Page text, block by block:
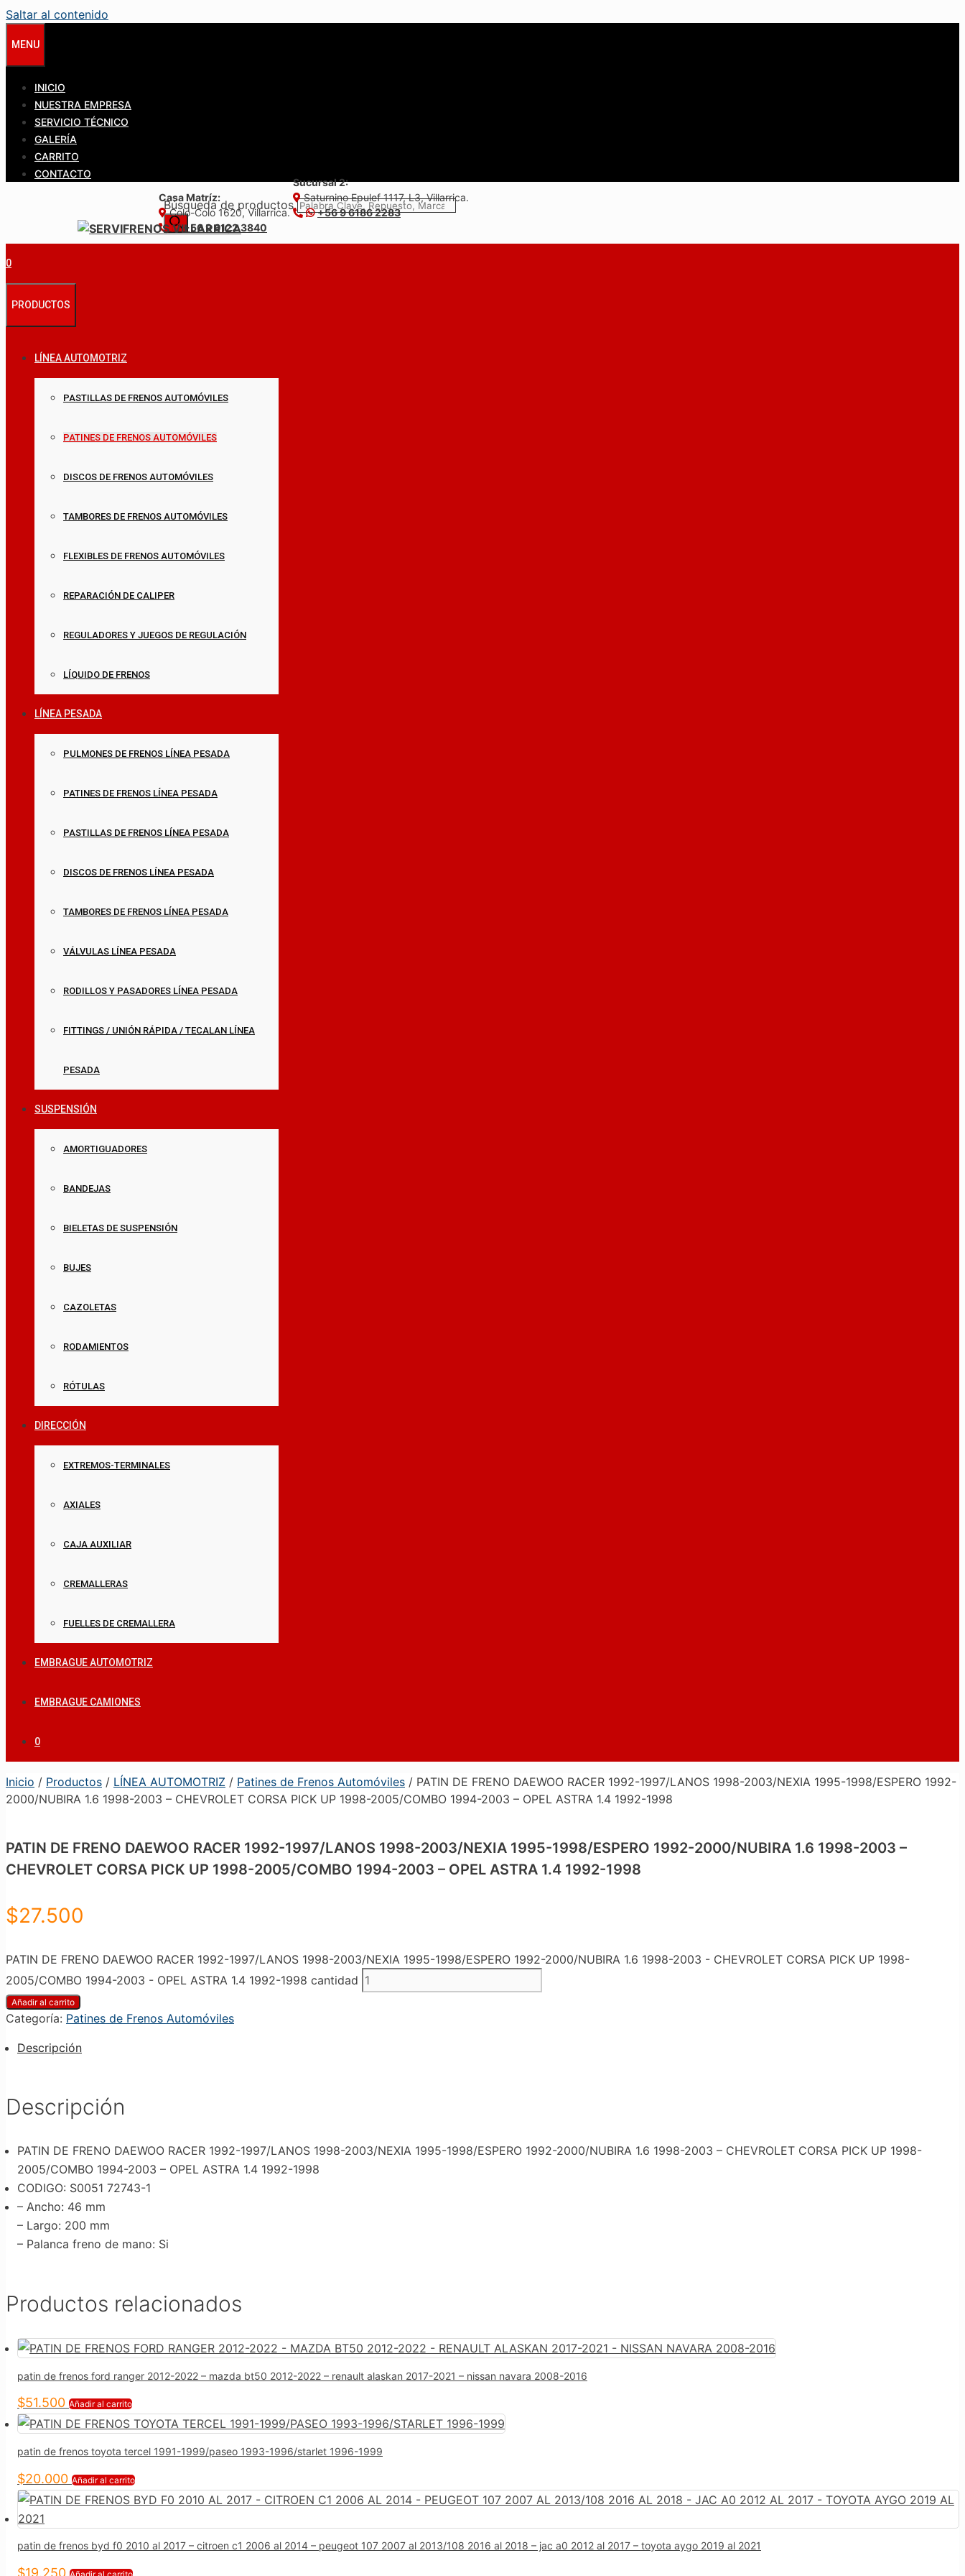
Saltar al contenido
MENU
INICIO
NUESTRA EMPRESA
SERVICIO TÉCNICO
GALERÍA
CARRITO
CONTACTO
Búsqueda de productos
Casa Matríz:
Colo-Colo 1620, Villarrica.
+56 9 6122 3840
Sucursal 2:
Saturnino Epulef 1117, L3, Villarrica.
+56 9 6186 2283
0
PRODUCTOS
LÍNEA AUTOMOTRIZ
PASTILLAS DE FRENOS AUTOMÓVILES
PATINES DE FRENOS AUTOMÓVILES
DISCOS DE FRENOS AUTOMÓVILES
TAMBORES DE FRENOS AUTOMÓVILES
FLEXIBLES DE FRENOS AUTOMÓVILES
REPARACIÓN DE CALIPER
REGULADORES Y JUEGOS DE REGULACIÓN
LÍQUIDO DE FRENOS
LÍNEA PESADA
PULMONES DE FRENOS LÍNEA PESADA
PATINES DE FRENOS LÍNEA PESADA
PASTILLAS DE FRENOS LÍNEA PESADA
DISCOS DE FRENOS LÍNEA PESADA
TAMBORES DE FRENOS LÍNEA PESADA
VÁLVULAS LÍNEA PESADA
RODILLOS Y PASADORES LÍNEA PESADA
FITTINGS / UNIÓN RÁPIDA / TECALAN LÍNEA
PESADA
SUSPENSIÓN
AMORTIGUADORES
BANDEJAS
BIELETAS DE SUSPENSIÓN
BUJES
CAZOLETAS
RODAMIENTOS
RÓTULAS
DIRECCIÓN
EXTREMOS-TERMINALES
AXIALES
CAJA AUXILIAR
CREMALLERAS
FUELLES DE CREMALLERA
EMBRAGUE AUTOMOTRIZ
EMBRAGUE CAMIONES
0
Inicio / Productos / LÍNEA AUTOMOTRIZ / Patines de Frenos Automóviles / PATIN DE FRENO DAEWOO RACER 1992-1997/LANOS 1998-2003/NEXIA 1995-1998/ESPERO 1992-
2000/NUBIRA 1.6 1998-2003 – CHEVROLET CORSA PICK UP 1998-2005/COMBO 1994-2003 – OPEL ASTRA 1.4 1992-1998
PATIN DE FRENO DAEWOO RACER 1992-1997/LANOS 1998-2003/NEXIA 1995-1998/ESPERO 1992-2000/NUBIRA 1.6 1998-2003 –
CHEVROLET CORSA PICK UP 1998-2005/COMBO 1994-2003 – OPEL ASTRA 1.4 1992-1998
$27.500
PATIN DE FRENO DAEWOO RACER 1992-1997/LANOS 1998-2003/NEXIA 1995-1998/ESPERO 1992-2000/NUBIRA 1.6 1998-2003 - CHEVROLET CORSA PICK UP 1998-
2005/COMBO 1994-2003 - OPEL ASTRA 1.4 1992-1998 cantidad
Añadir al carrito
Categoría: Patines de Frenos Automóviles
Descripción
Descripción
PATIN DE FRENO DAEWOO RACER 1992-1997/LANOS 1998-2003/NEXIA 1995-1998/ESPERO 1992-2000/NUBIRA 1.6 1998-2003 – CHEVROLET CORSA PICK UP 1998-
2005/COMBO 1994-2003 – OPEL ASTRA 1.4 1992-1998
CODIGO: S0051 72743-1
– Ancho: 46 mm
– Largo: 200 mm
– Palanca freno de mano: Si
Productos relacionados
patin de frenos ford ranger 2012-2022 – mazda bt50 2012-2022 – renault alaskan 2017-2021 – nissan navara 2008-2016
$51.500 Añadir al carrito
patin de frenos toyota tercel 1991-1999/paseo 1993-1996/starlet 1996-1999
$20.000 Añadir al carrito
patin de frenos byd f0 2010 al 2017 – citroen c1 2006 al 2014 – peugeot 107 2007 al 2013/108 2016 al 2018 – jac a0 2012 al 2017 – toyota aygo 2019 al 2021
$19.250